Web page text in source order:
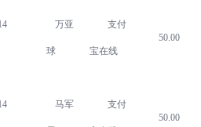
万亚
球
支付
宝在线
50.00
马军 支付
50.00